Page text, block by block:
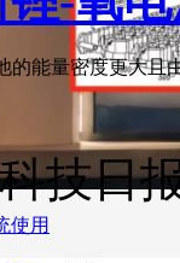
使用
能量密度更大且
技日